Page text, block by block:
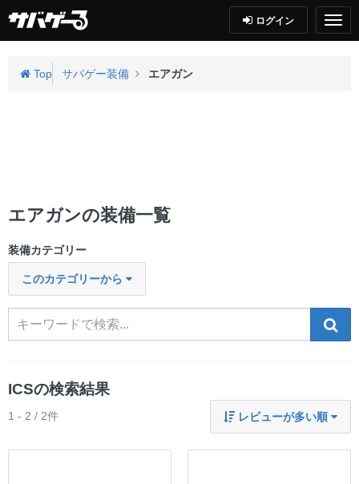
ログイン
Top サバゲー装備 エアガン
エアガンの装備一覧
装備カテゴリー
このカテゴリーから
ICSの検索結果
レビューが多い順
1 - 2 / 2件